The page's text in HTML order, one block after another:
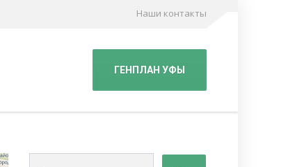
Наши контакты
ГЕНПЛАН УФЫ